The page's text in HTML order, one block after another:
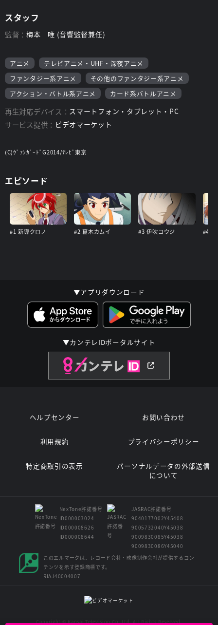
スタッフ
監督：梅本 唯 (音響監督兼任)
アニメ
テレビアニメ・UHF・深夜アニメ
ファンタジー系アニメ
その他のファンタジー系アニメ
アクション・バトル系アニメ
カード系バトルアニメ
再生対応デバイス： スマートフォン・タブレット・PC
サービス提供： ビデオマーケット
(C)ｳﾞｧﾝｶﾞｰﾄﾞG2014/ﾃﾚﾋﾞ東京
エピソード
#1 新導クロノ #2 葛木カムイ #3 伊吹コウジ #4
▼アプリダウンロード
▼カンテレIDポータルサイト
ヘルプセンター お問い合わせ
利用規約 プライバシーポリシー
特定商取引の表示
パーソナルデータの外部送信
について
NexTone許諾番号
ID000003024
ID000008626
ID000008644
JASRAC許諾番号
9040177002Y45408
9005732040Y45038
9009830085Y45038
9009830086Y45040
このエルマークは、レコード会社・映像制作会社が提供するコン
テンツを示す登録商標です。
RIAJ40004007
Copyright © Kansai Television Co. Ltd. All Rights Reserved.